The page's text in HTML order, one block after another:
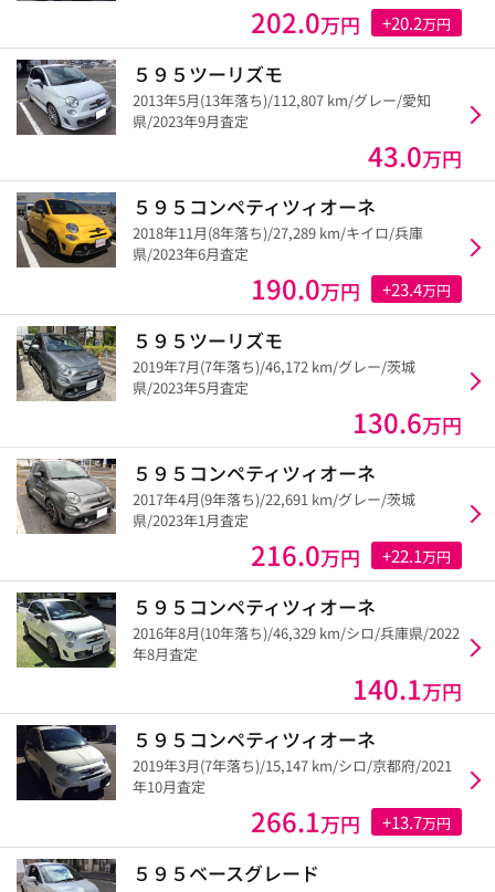
202.0万円 +20.2万円
５９５ツーリズモ
2013年5月(13年落ち)/112,807 km/グレー/愛知
県/2023年9月査定
43.0万円
５９５コンペティツィオーネ
2018年11月(8年落ち)/27,289 km/キイロ/兵庫
県/2023年6月査定
190.0万円 +23.4万円
５９５ツーリズモ
2019年7月(7年落ち)/46,172 km/グレー/茨城
県/2023年5月査定
130.6万円
５９５コンペティツィオーネ
2017年4月(9年落ち)/22,691 km/グレー/茨城
県/2023年1月査定
216.0万円 +22.1万円
５９５コンペティツィオーネ
2016年8月(10年落ち)/46,329 km/シロ/兵庫県/2022
年8月査定
140.1万円
５９５コンペティツィオーネ
2019年3月(7年落ち)/15,147 km/シロ/京都府/2021
年10月査定
266.1万円 +13.7万円
５９５ベースグレード